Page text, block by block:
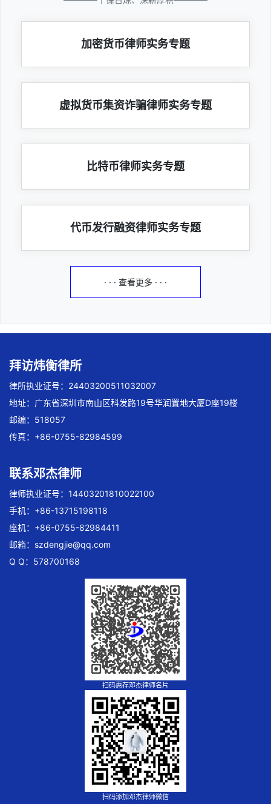
加密货币律师实务专题
虚拟货币集资诈骗律师实务专题
比特币律师实务专题
代币发行融资律师实务专题
· · · 查看更多 · · ·
拜访炜衡律所
律所执业证号：24403200511032007
地址：广东省深圳市南山区科发路19号华润置地大厦D座19楼
邮编：518057
传真：+86-0755-82984599
联系邓杰律师
律师执业证号：14403201810022100
手机：+86-13715198118
座机：+86-0755-82984411
邮箱： szdengjie@qq.com
Q Q：578700168
扫码惠存邓杰律师名片
扫码添加邓杰律师微信